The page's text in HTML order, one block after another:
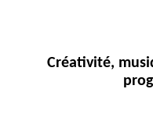
Créativité,